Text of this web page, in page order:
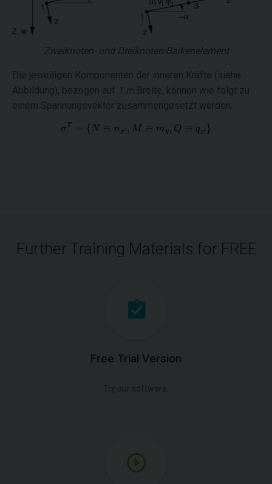
Zweiknoten- und Dreiknoten-Balkenelement
Die jeweiligen Komponenten der inneren Kräfte (siehe
Abbildung), bezogen auf 1 m Breite, können wie folgt zu
einem Spannungsvektor zusammengesetzt werden:
Further Training Materials for FREE
Free Trial Version